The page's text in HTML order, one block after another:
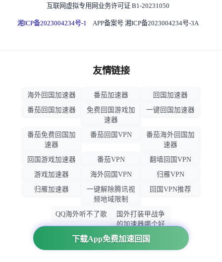
下载App免费加速回国
互联网虚拟专用网业务许可证 B1-20231050
湘ICP备2023004234号-1 APP备案号 湘ICP备2023004234号-3A
友情链接
海外回国加速器 番茄加速器
回国加速器
番茄回国加速器
免费回国游戏加
速器
一键回国加速器
番茄免费回国加
速器
番茄回国VPN
番茄海外回国加
速器
回国游戏加速器
番茄VPN
翻墙回国VPN
游戏加速器
海外回国VPN
归雁VPN
归雁加速器
一键解除腾讯视
频地域限制
回国VPN推荐
QQ海外听不了歌
国外打装甲战争
的加速器哪个好
用